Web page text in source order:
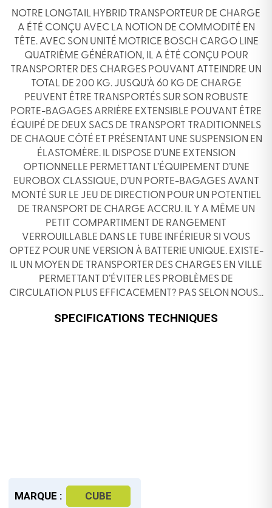
NOTRE LONGTAIL HYBRID TRANSPORTEUR DE CHARGE
A ÉTÉ CONÇU AVEC LA NOTION DE COMMODITÉ EN
TÊTE. AVEC SON UNITÉ MOTRICE BOSCH CARGO LINE
QUATRIÈME GÉNÉRATION, IL A ÉTÉ CONÇU POUR
TRANSPORTER DES CHARGES POUVANT ATTEINDRE UN
TOTAL DE 200 KG. JUSQU’À 60 KG DE CHARGE
PEUVENT ÊTRE TRANSPORTÉS SUR SON ROBUSTE
PORTE-BAGAGES ARRIÈRE EXTENSIBLE POUVANT ÊTRE
ÉQUIPÉ DE DEUX SACS DE TRANSPORT TRADITIONNELS
DE CHAQUE CÔTÉ ET PRÉSENTANT UNE SUSPENSION EN
ÉLASTOMÈRE. IL DISPOSE D’UNE EXTENSION
OPTIONNELLE PERMETTANT L’ÉQUIPEMENT D’UNE
EUROBOX CLASSIQUE, D’UN PORTE-BAGAGES AVANT
MONTÉ SUR LE JEU DE DIRECTION POUR UN POTENTIEL
DE TRANSPORT DE CHARGE ACCRU. IL Y A MÊME UN
PETIT COMPARTIMENT DE RANGEMENT
VERROUILLABLE DANS LE TUBE INFÉRIEUR SI VOUS
OPTEZ POUR UNE VERSION À BATTERIE UNIQUE. EXISTE-
IL UN MOYEN DE TRANSPORTER DES CHARGES EN VILLE
PERMETTANT D’ÉVITER LES PROBLÈMES DE
CIRCULATION PLUS EFFICACEMENT? PAS SELON NOUS…
SPECIFICATIONS TECHNIQUES
MARQUE : CUBE